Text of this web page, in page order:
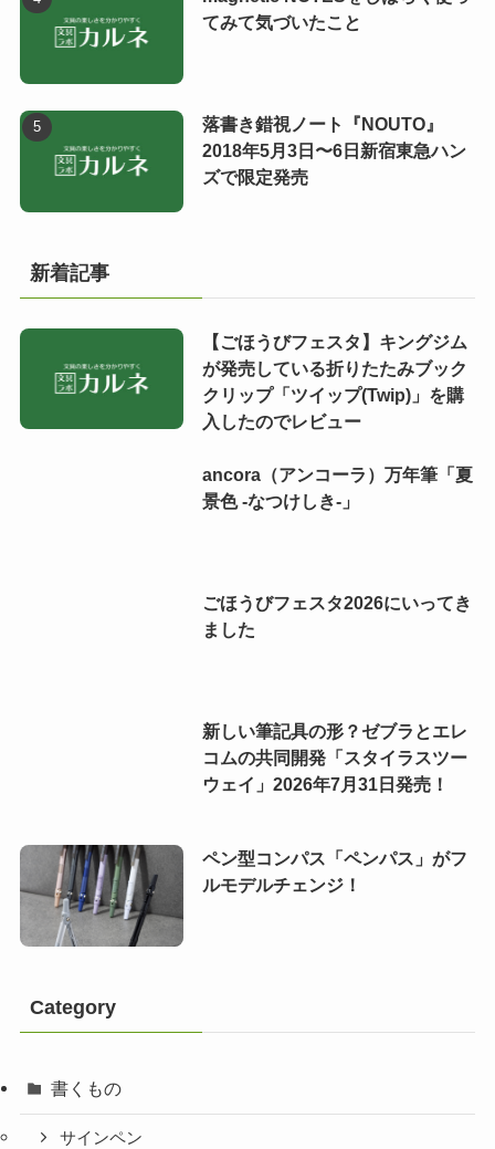
てみて気づいたこと
落書き錯視ノート『NOUTO』
2018年5月3日〜6日新宿東急ハン
ズで限定発売
新着記事
【ごほうびフェスタ】キングジム
が発売している折りたたみブック
クリップ「ツイップ(Twip)」を購
入したのでレビュー
ancora（アンコーラ）万年筆「夏
景色 -なつけしき-」
ごほうびフェスタ2026にいってき
ました
新しい筆記具の形？ゼブラとエレ
コムの共同開発「スタイラスツー
ウェイ」2026年7月31日発売！
ペン型コンパス「ペンパス」がフ
ルモデルチェンジ！
Category
書くもの
サインペン